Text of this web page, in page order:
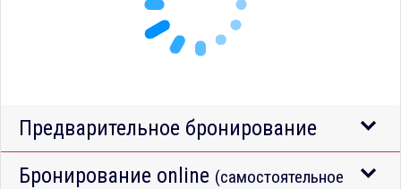
Предварительное бронирование
Бронирование online (самостоятельное